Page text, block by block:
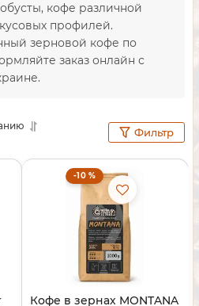
кофе различной
профилей.
зерновой кофе по
заказ онлайн с
Фильтр
-10 %
Кофе в зернах MONTANA